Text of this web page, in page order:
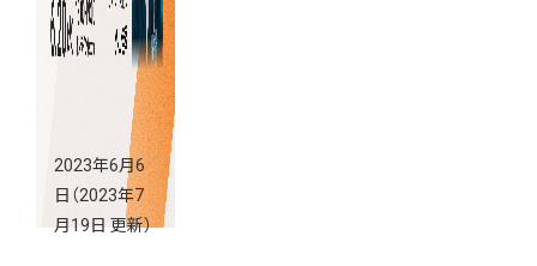
2023年6月6
日 （2023年7
月19日 更新）